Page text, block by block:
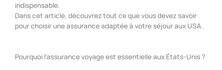
indispensable.
Dans cet article, découvrez tout ce que vous devez savoir
pour choisir une assurance adaptée à votre séjour aux USA.
Pourquoi l’assurance voyage est essentielle aux États-Unis ?